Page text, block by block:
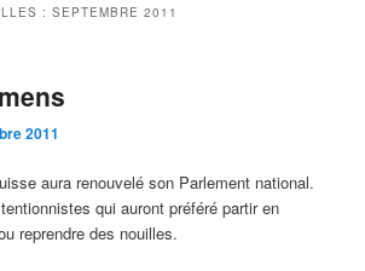
:SEPTEMBRE 2011
2011
aura renouvelé son Parlement national.
qui auront préféré partir en
reprendre des nouilles.